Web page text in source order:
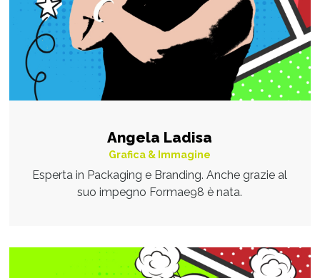
Angela Ladisa
Grafica & Immagine
Esperta in Packaging e Branding. Anche grazie al
suo impegno Formae98 è nata.